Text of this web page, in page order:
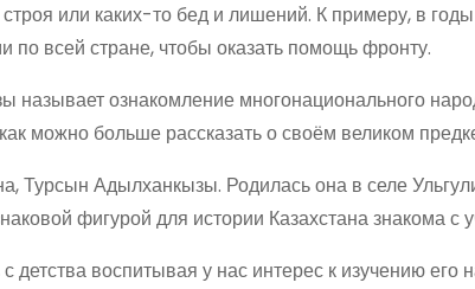
или каких-то бед и лишений. К примеру, в
по всей стране, чтобы оказать помощь фронту.
ознакомление многонационального
можно больше рассказать о своём великом
Турсын Адылханкызы. Родилась она в селе
фигурой для истории Казахстана знакома с
воспитывая у нас интерес к изучению его